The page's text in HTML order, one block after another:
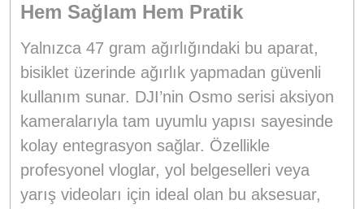
Hem Sağlam Hem Pratik
Yalnızca 47 gram ağırlığındaki bu aparat,
bisiklet üzerinde ağırlık yapmadan güvenli
kullanım sunar. DJI’nin Osmo serisi aksiyon
kameralarıyla tam uyumlu yapısı sayesinde
kolay entegrasyon sağlar. Özellikle
profesyonel vloglar, yol belgeselleri veya
yarış videoları için ideal olan bu aksesuar,